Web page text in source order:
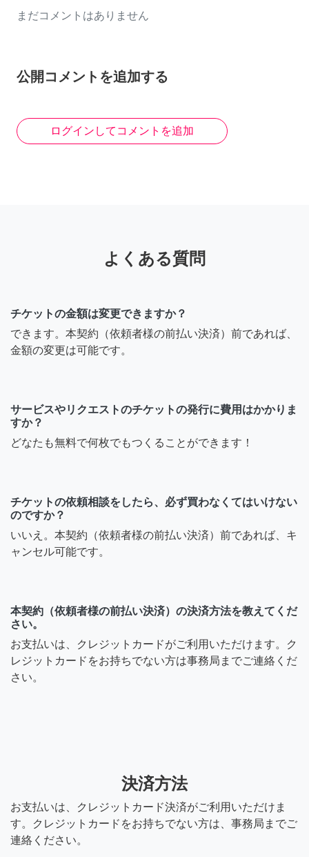
まだコメントはありません
公開コメントを追加する
ログインしてコメントを追加
よくある質問
チケットの金額は変更できますか？
できます。本契約（依頼者様の前払い決済）前であれば、
金額の変更は可能です。
サービスやリクエストのチケットの発行に費用はかかりま
すか？
どなたも無料で何枚でもつくることができます！
チケットの依頼相談をしたら、必ず買わなくてはいけない
のですか？
いいえ。本契約（依頼者様の前払い決済）前であれば、キ
ャンセル可能です。
本契約（依頼者様の前払い決済）の決済方法を教えてくだ
さい。
お支払いは、クレジットカードがご利用いただけます。ク
レジットカードをお持ちでない方は事務局までご連絡くだ
さい。
決済方法
お支払いは、クレジットカード決済がご利用いただけま
す。クレジットカードをお持ちでない方は、事務局までご
連絡ください。